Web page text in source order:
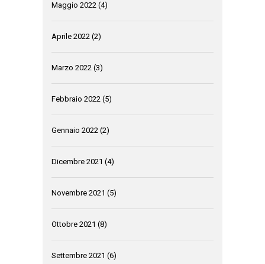
Maggio 2022 (4)
Aprile 2022 (2)
Marzo 2022 (3)
Febbraio 2022 (5)
Gennaio 2022 (2)
Dicembre 2021 (4)
Novembre 2021 (5)
Ottobre 2021 (8)
Settembre 2021 (6)